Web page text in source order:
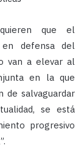
que el
en defensa del
van a elevar al
en la que
de salvaguardar
se está
progresivo